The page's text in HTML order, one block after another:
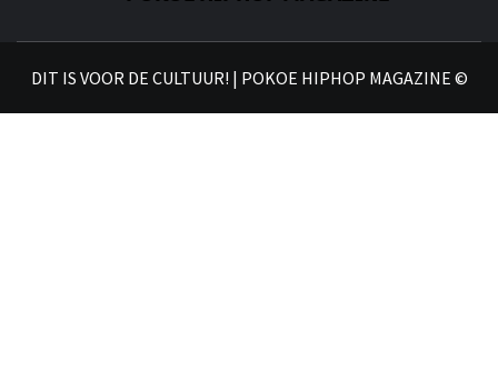
DIT IS VOOR DE CULTUUR! | POKOE HIPHOP MAGAZINE ©